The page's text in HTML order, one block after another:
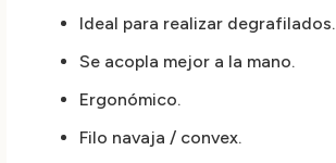
Ideal para realizar degrafilados.
Se acopla mejor a la mano.
Ergonómico.
Filo navaja / convex.